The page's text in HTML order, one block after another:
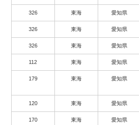
326 東海 愛知県
326 東海 愛知県
326 東海 愛知県
112 東海 愛知県
179 東海 愛知県
120 東海 愛知県
170 東海 愛知県